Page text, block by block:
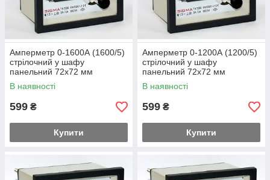
Амперметр 0-1600А (1600/5)
стрілочний у шафу
панельний 72х72 мм
змінного струму
В наявності
599 ₴
Купити
Амперметр 0-1200А (1200/5)
стрілочний у шафу
панельний 72х72 мм
змінного струму
В наявності
599 ₴
Купити